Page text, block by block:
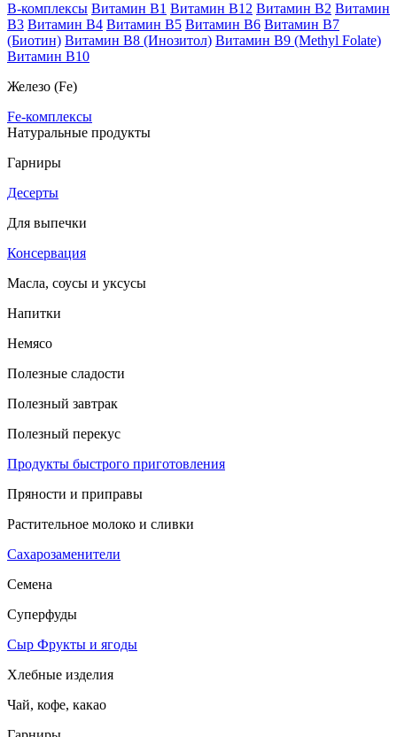
B-комплексы Витамин B1 Витамин B12 Витамин B2 Витамин
B3 Витамин B4 Витамин B5 Витамин B6 Витамин B7
(Биотин) Витамин B8 (Инозитол) Витамин B9 (Methyl Folate)
Витамин В10
Железо (Fe)
Fe-комплексы
Натуральные продукты
Гарниры
Десерты
Для выпечки
Консервация
Масла, соусы и уксусы
Напитки
Немясо
Полезные сладости
Полезный завтрак
Полезный перекус
Продукты быстрого приготовления
Пряности и приправы
Растительное молоко и сливки
Сахарозаменители
Семена
Суперфуды
Сыр Фрукты и ягоды
Хлебные изделия
Чай, кофе, какао